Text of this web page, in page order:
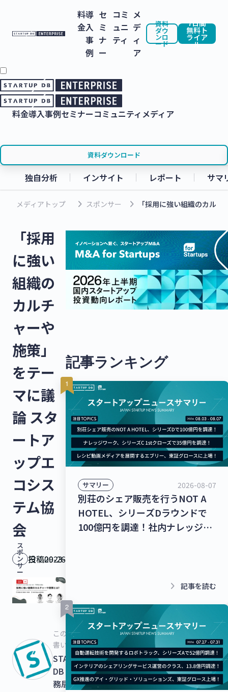
料
金
導
入
事
例
セ
ミ
ナ
ー
コミ
ュニ
ティ
メ
デ
ィ
ア
資料
ダウ
ンロ
ード
7日間
無料ト
ライア
ル
料金導入事例セミナーコミュニティ メディア
資料ダウンロード
独自分析 インサイト レポート サマ
メディアトップ keyboard_arrow_right スポンサー keyboard_arrow_right 「採用に強い組織のカル
「採用
に強い
組織の
カルチ
ャーや
施策」
をテー
マに議
論 スタ
ートア
ップエ
コシス
テム協
会
ス
ポ
ン
サ
ー
投稿日：2023-09-26
この記事を
書いた人
STARTUPS
DB 運営事
務局
記事ランキング
サマリー 2026-08-07
別荘のシェア販売を行うNOT A
HOTEL、シリーズDラウンドで
100億円を調達！社内ナレッジの
keyboard_arrow_right 記事を読む